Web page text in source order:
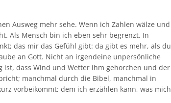
Ausweg mehr sehe. Wenn ich Zahlen wälze und
Als Mensch bin ich eben sehr begrenzt. In
das mir das Gefühl gibt: da gibt es mehr, als du
an Gott. Nicht an irgendeine unpersönliche
dass Wind und Wetter ihm gehorchen und der
manchmal durch die Bibel, manchmal in
vorbeikommt; dem ich erzählen kann, was mich